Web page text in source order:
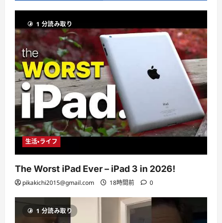
1 分読み取り
生活・ライフ
The Worst iPad Ever – iPad 3 in 2026!
pikakichi2015@gmail.com 18時間前 0
1 分読み取り